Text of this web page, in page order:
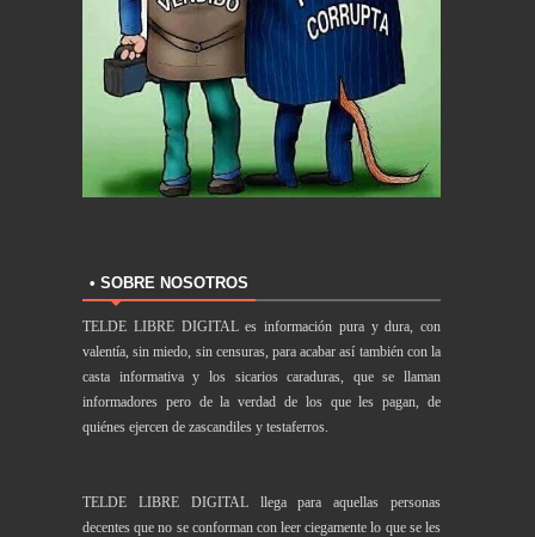
• SOBRE NOSOTROS
TELDE LIBRE DIGITAL es información pura y dura, con
valentía, sin miedo, sin censuras, para acabar así también con la
casta informativa y los sicarios caraduras, que se llaman
informadores pero de la verdad de los que les pagan, de
quiénes ejercen de zascandiles y testaferros.
TELDE LIBRE DIGITAL llega para aquellas personas
decentes que no se conforman con leer ciegamente lo que se les